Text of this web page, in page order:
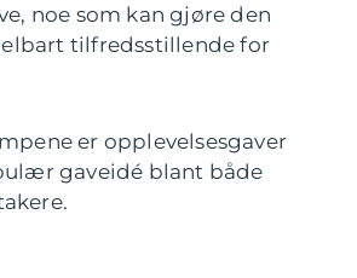
noe som kan gjøre den
tilfredsstillende for
er opplevelsesgaver
gaveidé blant både